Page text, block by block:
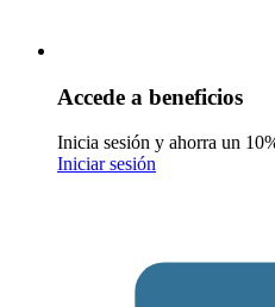
Accede a beneficios
Inicia sesión y ahorra un
Iniciar sesión